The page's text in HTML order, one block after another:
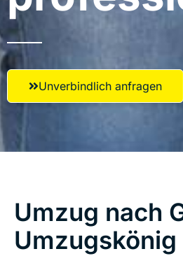
Unverbindlich anfragen
Umzug nach